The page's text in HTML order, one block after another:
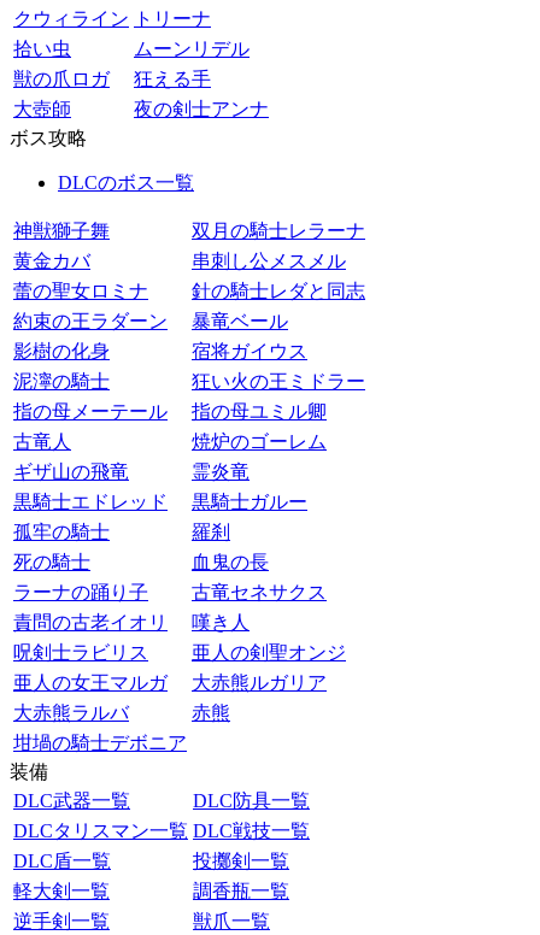
クウィライン
トリーナ
拾い虫
ムーンリデル
獣の爪ロガ
狂える手
大壺師
夜の剣士アンナ
ボス攻略
DLCのボス一覧
神獣獅子舞
双月の騎士レラーナ
黄金カバ
串刺し公メスメル
蕾の聖女ロミナ
針の騎士レダと同志
約束の王ラダーン
暴竜ベール
影樹の化身
宿将ガイウス
泥濘の騎士
狂い火の王ミドラー
指の母メーテール
指の母ユミル卿
古竜人
焼炉のゴーレム
ギザ山の飛竜
霊炎竜
黒騎士エドレッド
黒騎士ガルー
孤牢の騎士
羅刹
死の騎士
血鬼の長
ラーナの踊り子
古竜セネサクス
責問の古老イオリ
嘆き人
呪剣士ラビリス
亜人の剣聖オンジ
亜人の女王マルガ
大赤熊ルガリア
大赤熊ラルバ
赤熊
坩堝の騎士デボニア
装備
DLC武器一覧
DLC防具一覧
DLCタリスマン一覧 DLC戦技一覧
DLC盾一覧
投擲剣一覧
軽大剣一覧
調香瓶一覧
逆手剣一覧
獣爪一覧